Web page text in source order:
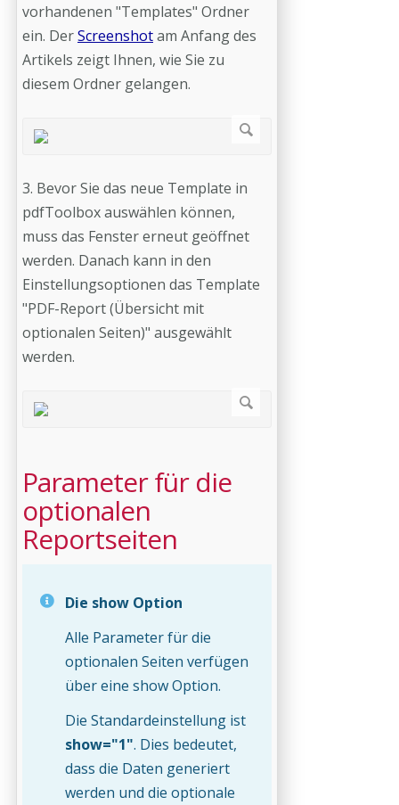
vorhandenen "Templates" Ordner
ein. DerScreenshotam Anfang des
Artikels zeigt Ihnen, wie Sie zu
diesem Ordner gelangen.
3. Bevor Sie das neue Template in
pdfToolbox auswählen können,
muss das Fenster erneut geöffnet
werden. Danach kann in den
Einstellungsoptionen das Template
"PDF-Report (Übersicht mit
optionalen Seiten)" ausgewählt
werden.
Parameter für die
optionalen
Reportseiten
Die show Option
Alle Parameter für die
optionalen Seiten verfügen
über eine show Option.
Die Standardeinstellung ist
show="1". Dies bedeutet,
dass die Daten generiert
werden und die optionale